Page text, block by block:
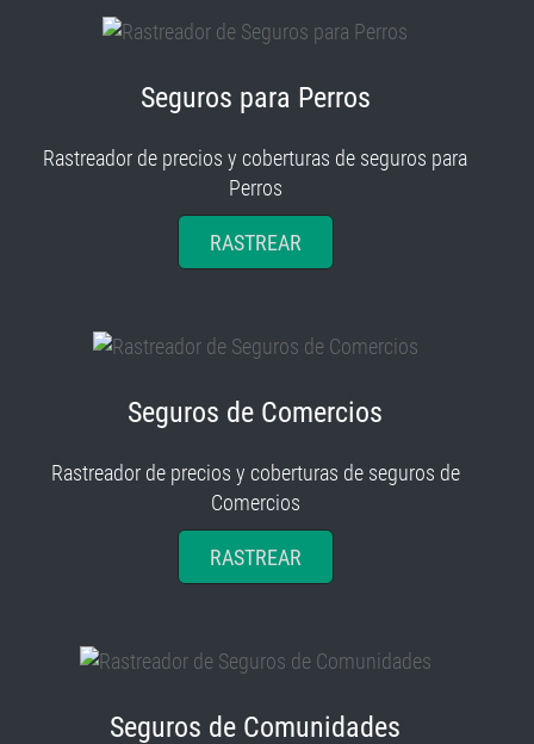
Seguros para Perros
Rastreador de precios y coberturas de seguros para
Perros
RASTREAR
Seguros de Comercios
Rastreador de precios y coberturas de seguros de
Comercios
RASTREAR
Seguros de Comunidades